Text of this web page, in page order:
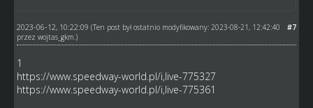
#7
2023-06-12, 10:22:09 (Ten post był ostatnio modyfikowany: 2023-08-21, 12:42:40
przez wojtas_gkm.)
1
https://www.speedway-world.pl/i,live-775327
https://www.speedway-world.pl/i,live-775361